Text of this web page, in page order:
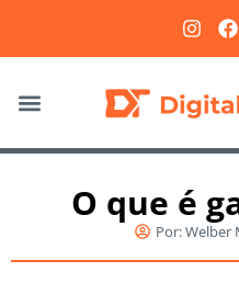
O que é
Por:Welber